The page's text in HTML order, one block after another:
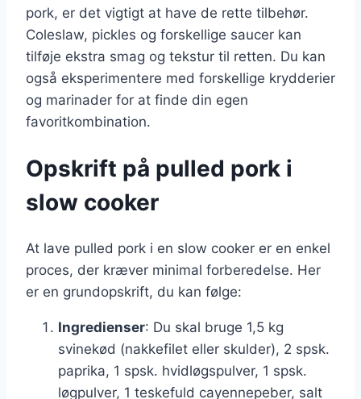
pork, er det vigtigt at have de rette tilbehør.
Coleslaw, pickles og forskellige saucer kan
tilføje ekstra smag og tekstur til retten. Du kan
også eksperimentere med forskellige krydderier
og marinader for at finde din egen
favoritkombination.
Opskrift på pulled pork i
slow cooker
At lave pulled pork i en slow cooker er en enkel
proces, der kræver minimal forberedelse. Her
er en grundopskrift, du kan følge:
Ingredienser: Du skal bruge 1,5 kg
svinekød (nakkefilet eller skulder), 2 spsk.
paprika, 1 spsk. hvidløgspulver, 1 spsk.
løgpulver, 1 teskefuld cayennepeber, salt